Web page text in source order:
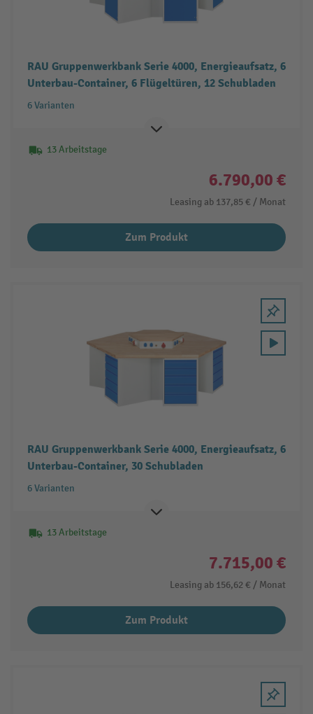
RAU Gruppenwerkbank Serie 4000, Energieaufsatz, 6
Unterbau-Container, 6 Flügeltüren, 12 Schubladen
6 Varianten
13 Arbeitstage
6.790,00 €
Leasing ab 137,85 € / Monat
Zum Produkt
RAU Gruppenwerkbank Serie 4000, Energieaufsatz, 6
Unterbau-Container, 30 Schubladen
6 Varianten
13 Arbeitstage
7.715,00 €
Leasing ab 156,62 € / Monat
Zum Produkt